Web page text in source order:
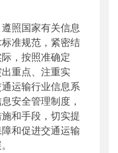
照国家有关信息
准规范，紧密结
，按照准确定
重点、注重实
运输行业信息系
安全管理制度，
和手段，切实提
和促进交通运输